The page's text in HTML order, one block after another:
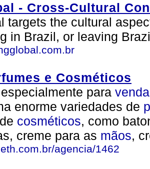
- Cross-Cultural
targets the cultural
in Brazil, or leaving
e Cosméticos
para venda
enorme variedades de
cosméticos, como
creme para as mãos,
agencia/1462